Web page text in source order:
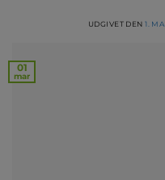
UDGIVET DEN1.
01
mar